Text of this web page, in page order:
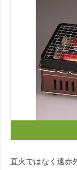
直火ではなく遠赤